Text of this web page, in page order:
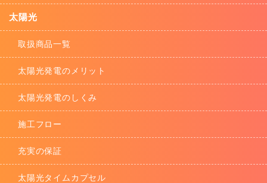
太陽光
取扱商品一覧
太陽光発電のメリット
太陽光発電のしくみ
施工フロー
充実の保証
太陽光タイムカプセル